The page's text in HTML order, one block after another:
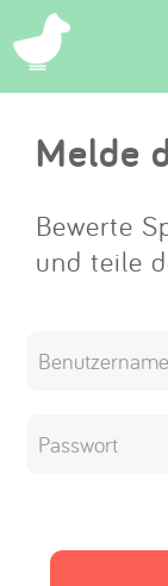
Melde
Bewerte
und teile